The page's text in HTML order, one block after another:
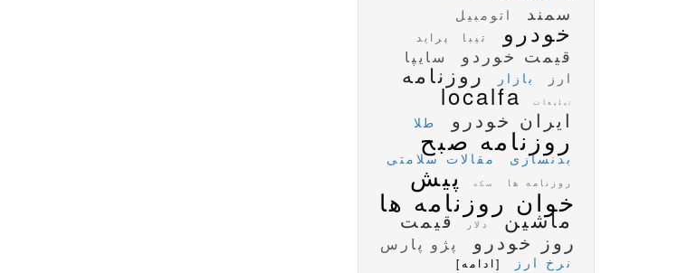
سمند
اتومبیل
خودرو تیبا پراید
قیمت خوردو سایپا
ارز بازار روزنامه
تبلیغات localfa
ایران خودرو طلا
روزنامه صبح
بدنسازی مقالات سلامتی
روزنامه ها سکه پیش
خوان روزنامه ها
ماشین دلار
قیمت
روز خودرو
پژو پارس
نرخ ارز [ادامه]